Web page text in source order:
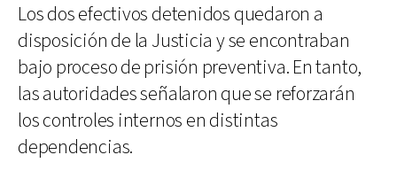
Los dos efectivos detenidos quedaron a
disposición de la Justicia y se encontraban
bajo proceso de prisión preventiva. En tanto,
las autoridades señalaron que se reforzarán
los controles internos en distintas
dependencias.